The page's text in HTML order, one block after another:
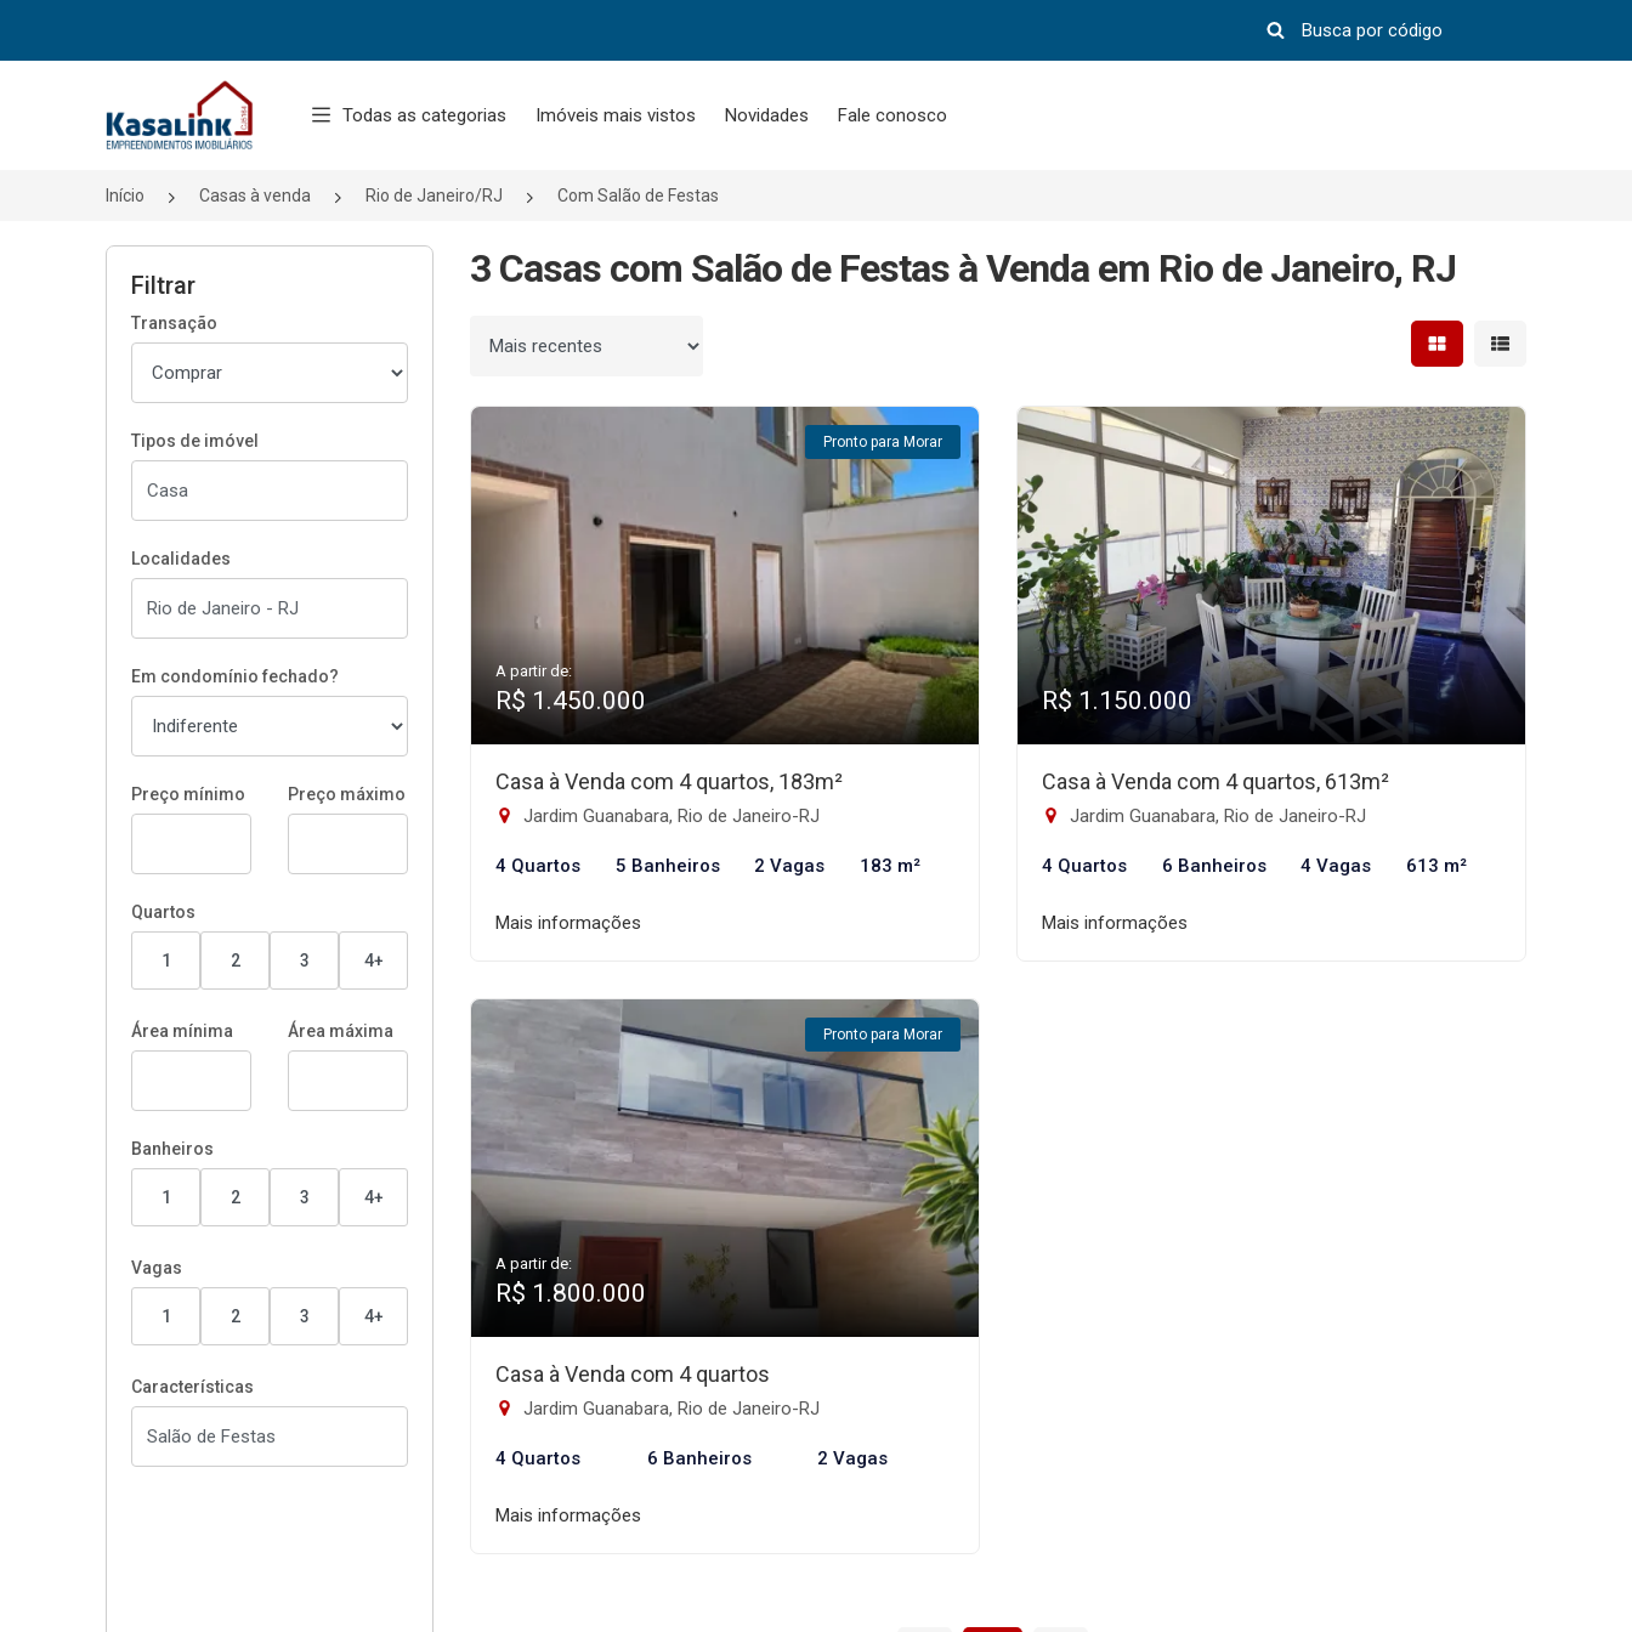
Página inicial
Todas as categorias Imóveis mais vistos Novidades Fale conosco
Início Casas à venda Rio de Janeiro/RJ Com Salão de Festas
Filtrar
Transação
Tipos de imóvel
Localidades
Em condomínio fechado?
Preço mínimo Preço máximo
Quartos
1 2 3 4+
Área mínima Área máxima
Banheiros
1 2 3 4+
Vagas
1 2 3 4+
Características
3 Casas com Salão de Festas à Venda em Rio de Janeiro, RJ
Ordenar por Mostrar resultados em
Mostrar
Pronto para Morar
A partir de:
R$ 1.450.000
Casa à Venda com 4 quartos, 183m²
Jardim Guanabara, Rio de Janeiro-RJ
4 Quartos 5 Banheiros 2 Vagas 183 m²
Mais informações
R$ 1.150.000
Casa à Venda com 4 quartos, 613m²
Jardim Guanabara, Rio de Janeiro-RJ
4 Quartos 6 Banheiros 4 Vagas 613 m²
Mais informações
Pronto para Morar
A partir de:
R$ 1.800.000
Casa à Venda com 4 quartos
Jardim Guanabara, Rio de Janeiro-RJ
4 Quartos 6 Banheiros 2 Vagas
Mais informações